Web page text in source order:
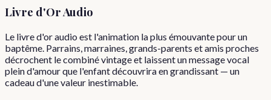
Livre d'Or Audio
Le livre d'or audio est l'animation la plus émouvante pour un
baptême. Parrains, marraines, grands-parents et amis proches
décrochent le combiné vintage et laissent un message vocal
plein d'amour que l'enfant découvrira en grandissant — un
cadeau d'une valeur inestimable.